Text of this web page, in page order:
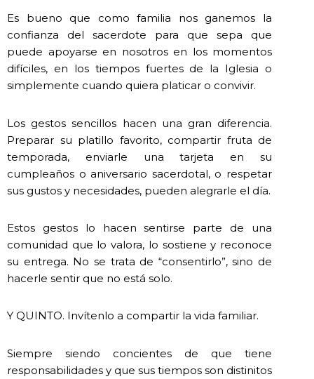
Es bueno que como familia nos ganemos la
confianza del sacerdote para que sepa que
puede apoyarse en nosotros en los momentos
difíciles, en los tiempos fuertes de la Iglesia o
simplemente cuando quiera platicar o convivir.
Los gestos sencillos hacen una gran diferencia.
Preparar su platillo favorito, compartir fruta de
temporada, enviarle una tarjeta en su
cumpleaños o aniversario sacerdotal, o respetar
sus gustos y necesidades, pueden alegrarle el día.
Estos gestos lo hacen sentirse parte de una
comunidad que lo valora, lo sostiene y reconoce
su entrega. No se trata de “consentirlo”, sino de
hacerle sentir que no está solo.
Y QUINTO. Invítenlo a compartir la vida familiar.
Siempre siendo concientes de que tiene
responsabilidades y que sus tiempos son distinitos